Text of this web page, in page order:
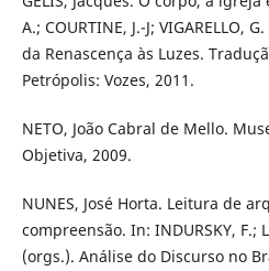
A.; COURTINE, J.-J; VIGARELLO,
da Renascença às Luzes.
Petrópolis: Vozes, 2011.
NETO, João Cabral de Mello.
Objetiva, 2009.
NUNES, José Horta. Leitura de
compreensão. In: INDURSKY, F.;
(orgs.). Análise do Discurso no